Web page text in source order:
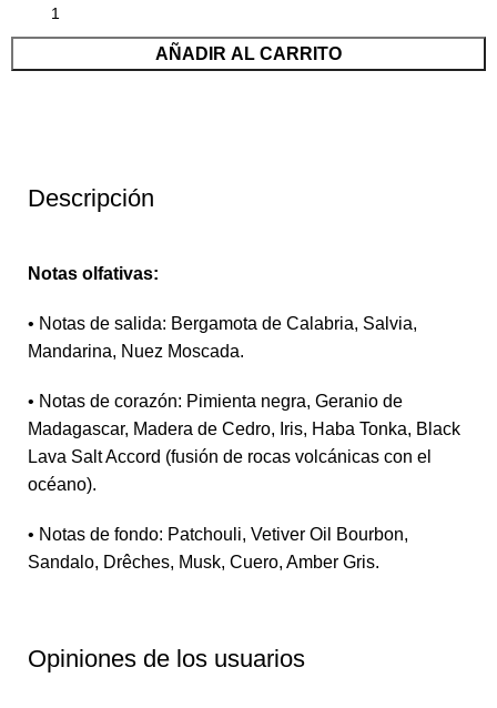
AÑADIR AL CARRITO
Descripción
Notas olfativas:
• Notas de salida: Bergamota de Calabria, Salvia,
Mandarina, Nuez Moscada.
• Notas de corazón: Pimienta negra, Geranio de
Madagascar, Madera de Cedro, Iris, Haba Tonka, Black
Lava Salt Accord (fusión de rocas volcánicas con el
océano).
• Notas de fondo: Patchouli, Vetiver Oil Bourbon,
Sandalo, Drêches, Musk, Cuero, Amber Gris.
Opiniones de los usuarios